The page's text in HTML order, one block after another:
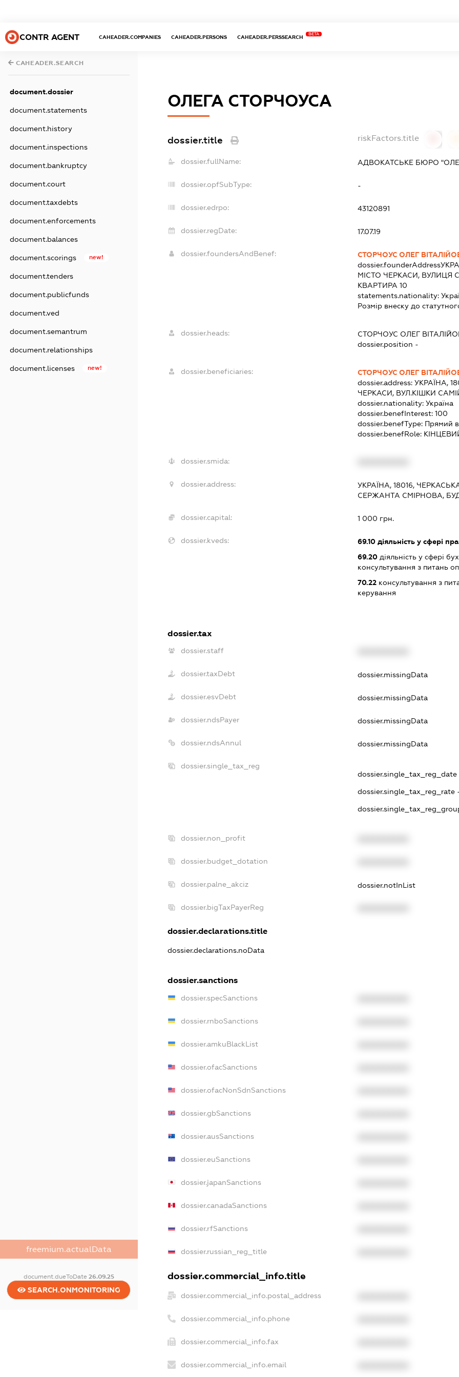
CONTR AGENT CAHEADER.COMPANIES CAHEADER.PERSONS CAHEADER.PERSSEARCH
BETA
CAHEADER.SEARCH
document.dossier
document.statements
document.history
document.inspections
document.bankruptcy
document.court
document.taxdebts
document.enforcements
document.balances
document.scorings new!
document.tenders
document.publicfunds
document.ved
document.semantrum
document.relationships
document.licenses new!
freemium.actualData
document.dueToDate 26.09.25
SEARCH.ONMONITORING
ОЛЕГА СТОРЧОУСА
dossier.title riskFactors.title
dossier.fullName: АДВОКАТСЬКЕ БЮРО
dossier.opfSubType: -
dossier.edrpo: 43120891
dossier.regDate: 17.07.19
dossier.foundersAndBenef:
СТОРЧОУС ОЛЕГ
dossier.founderAddress
МІСТО ЧЕРКАСИ, ВУЛИЦЯ
КВАРТИРА 10
statements.nationality:
Розмір внеску до
dossier.heads: СТОРЧОУС ОЛЕГ
dossier.position -
dossier.beneficiaries:
СТОРЧОУС ОЛЕГ
dossier.address: УКРАЇНА,
ЧЕРКАСИ, ВУЛ.КІШКИ
dossier.nationality: Україна
dossier.benefInterest: 100
dossier.benefType: Прямий
dossier.benefRole:
dossier.smida:
dossier.address:
УКРАЇНА, 18016,
СЕРЖАНТА СМІРНОВА,
dossier.capital: 1 000 грн.
dossier.kveds: 69.10діяльність у сфері
69.20діяльність у сфері
консультування з питань
70.22консультування з
керування
dossier.tax
dossier.staff
dossier.taxDebt dossier.missingData
dossier.esvDebt dossier.missingData
dossier.ndsPayer dossier.missingData
dossier.ndsAnnul dossier.missingData
dossier.single_tax_reg
dossier.single_tax_reg_date -
dossier.single_tax_reg_rate
dossier.non_profit
dossier.budget_dotation
dossier.palne_akciz dossier.notInList
dossier.bigTaxPayerReg
dossier.declarations.title
dossier.declarations.noData
dossier.sanctions
dossier.specSanctions
dossier.rnboSanctions
dossier.amkuBlackList
dossier.ofacSanctions
dossier.ofacNonSdnSanctions
dossier.gbSanctions
dossier.ausSanctions
dossier.euSanctions
dossier.japanSanctions
dossier.canadaSanctions
dossier.rfSanctions
dossier.russian_reg_title
dossier.commercial_info.title
dossier.commercial_info.postal_address
dossier.commercial_info.phone
dossier.commercial_info.fax
dossier.commercial_info.email